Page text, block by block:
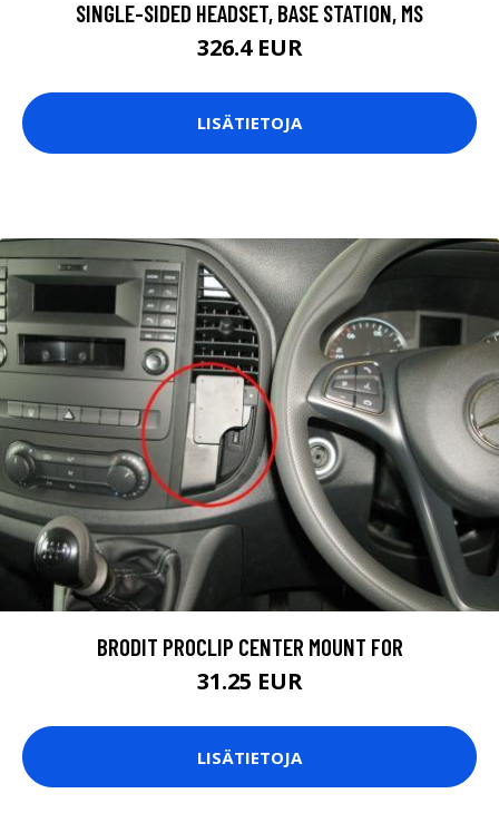
SINGLE-SIDED HEADSET, BASE STATION, MS
326.4 EUR
LISÄTIETOJA
BRODIT PROCLIP CENTER MOUNT FOR
31.25 EUR
LISÄTIETOJA